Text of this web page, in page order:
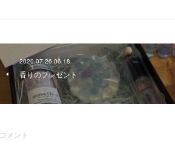
2020.07.26 06:18
香りのプレゼント
コメント